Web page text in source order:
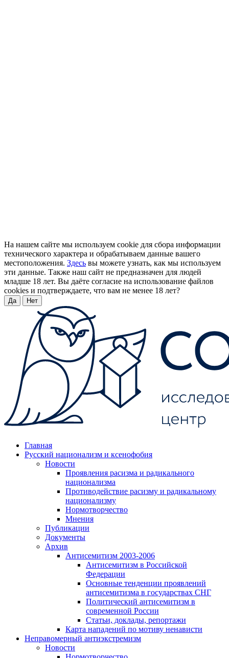
На нашем сайте мы используем cookie для сбора информации
технического характера и обрабатываем данные вашего
местоположения. Здесь вы можете узнать, как мы используем
эти данные. Также наш сайт не предназначен для людей
младше 18 лет. Вы даёте согласие на использование файлов
cookies и подтверждаете, что вам не менее 18 лет?
Да Нет
Главная
Русский национализм и ксенофобия
Новости
Проявления расизма и радикального
национализма
Противодействие расизму и радикальному
национализму
Нормотворчество
Мнения
Публикации
Документы
Архив
Антисемитизм 2003-2006
Антисемитизм в Российской
Федерации
Основные тенденции проявлений
антисемитизма в государствах СНГ
Политический антисемитизм в
современной России
Статьи, доклады, репортажи
Карта нападений по мотиву ненависти
Неправомерный антиэкстремизм
Новости